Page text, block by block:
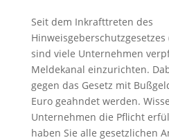
Seit dem Inkrafttreten des
Hinweisgeberschutzgesetzes
sind viele Unternehmen
Meldekanal einzurichten.
gegen das Gesetz mit
Euro geahndet werden.
Unternehmen die Pflicht
haben Sie alle gesetzlichen